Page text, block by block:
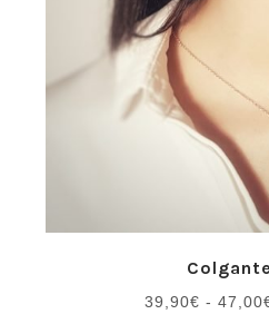
39,90€ - 47,00